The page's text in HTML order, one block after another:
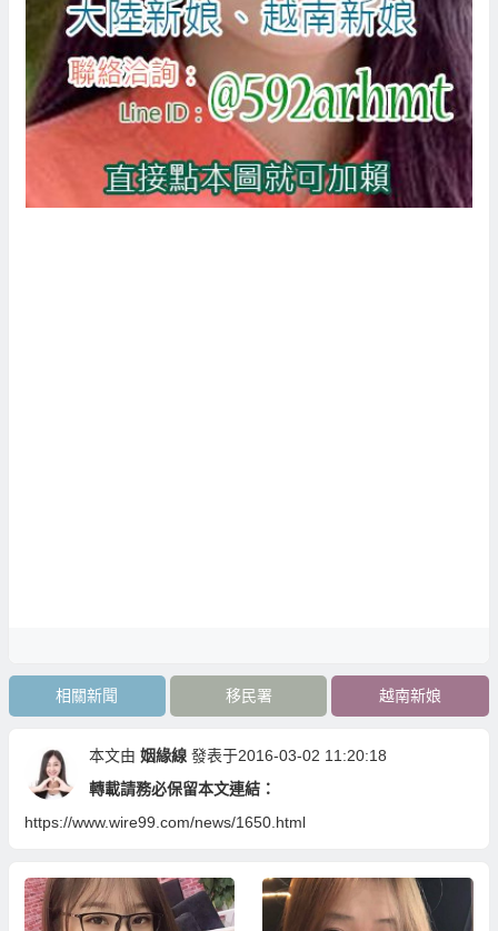
相關新聞 移民署 越南新娘
本文由 姻緣線 發表于2016-03-02 11:20:18
轉載請務必保留本文連結：
https://www.wire99.com/news/1650.html